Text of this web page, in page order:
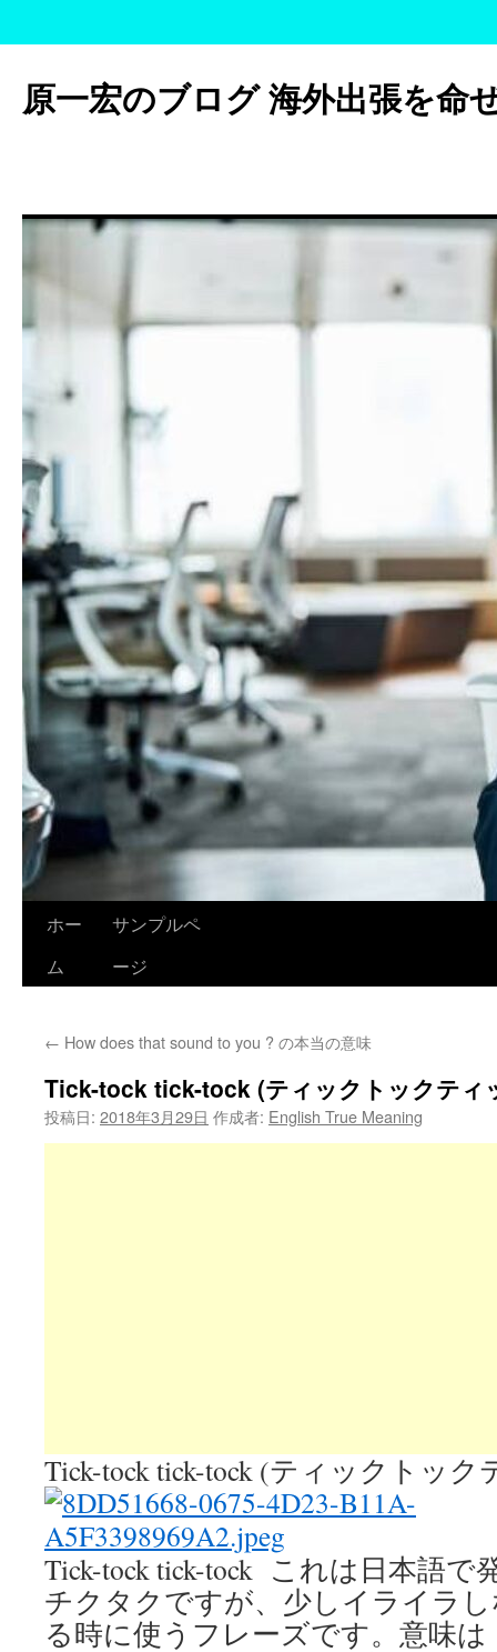
テ
ン
ッ
原一宏のブログ 海外出張を命
ホー
ム
サンプルペ
ージ
← How does that sound to you ? の本当の意味
Tick-tock tick-tock (ティックトックティ
投稿日: 2018年3月29日 作成者: English True Meaning
Tick-tock tick-tock (ティックトッ
Tick-tock tick-tock これは日本語で
チクタクですが、少しイライラ
る時に使うフレーズです。意味は